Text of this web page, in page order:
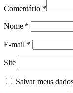
Comentário *
Nome *
E-mail *
Site
Salvar meus